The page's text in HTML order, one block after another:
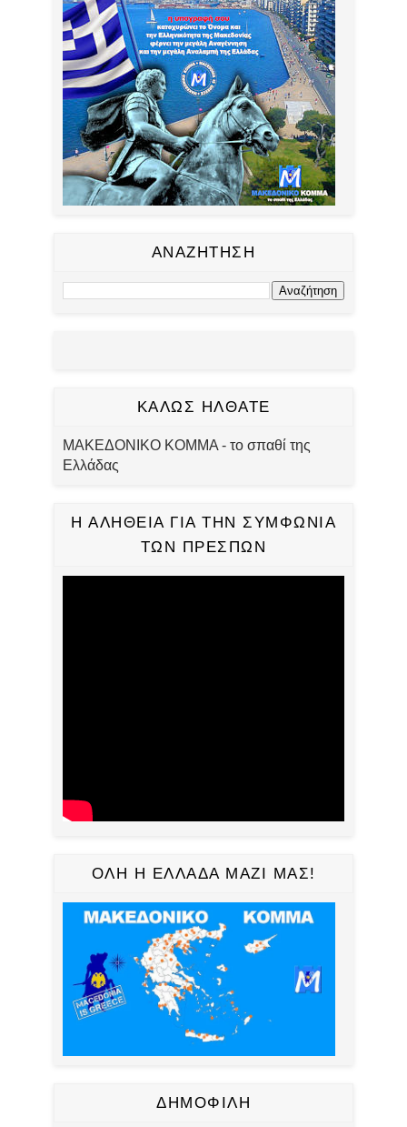
ΑΝΑΖΗΤΗΣΗ
ΚΑΛΩΣ ΗΛΘΑΤΕ
ΜΑΚΕΔΟΝΙΚΟ ΚΟΜΜΑ - το σπαθί της
Ελλάδας
Η ΑΛΗΘΕΙΑ ΓΙΑ ΤΗΝ ΣΥΜΦΩΝΙΑ
ΤΩΝ ΠΡΕΣΠΩΝ
ΟΛΗ Η ΕΛΛΑΔΑ ΜΑΖΙ ΜΑΣ!
ΔΗΜΟΦΙΛΗ